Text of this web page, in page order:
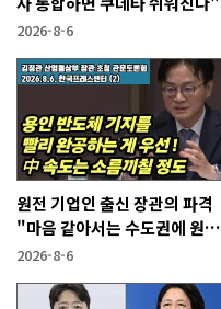
2026-8-6
원전 기업인 출신 장관의 파격
"마음 같아서는 수도권에 원전
짓고싶다"
2026-8-6